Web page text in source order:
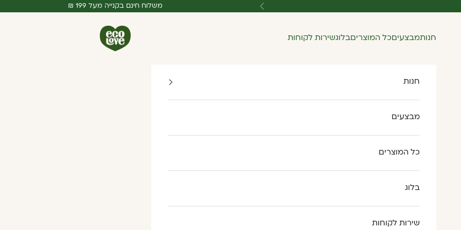
הקודם משלוח חינם בקנייה מעל 199 ₪
ecoLove
חנותמבצעים כל המוצריםבלוגשירות לקוחות
חנות
מבצעים
כל המוצרים
בלוג
שירות לקוחות